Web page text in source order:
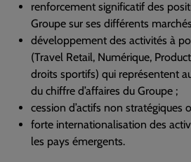
renforcement significatif des
Groupe sur ses différents
développement des activités à
(Travel Retail, Numérique,
droits sportifs) qui représentent
du chiffre d’affaires du Groupe ;
cession d’actifs non stratégiques
forte internationalisation des
les pays émergents.